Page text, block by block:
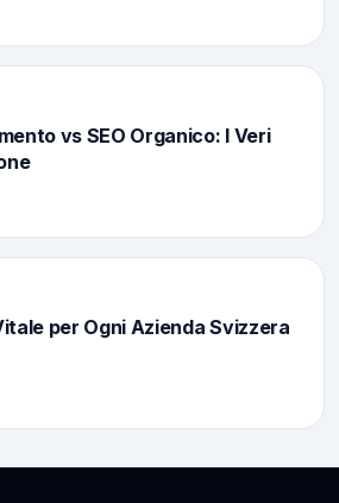
vs SEO Organico: I Veri
per Ogni Azienda Svizzera